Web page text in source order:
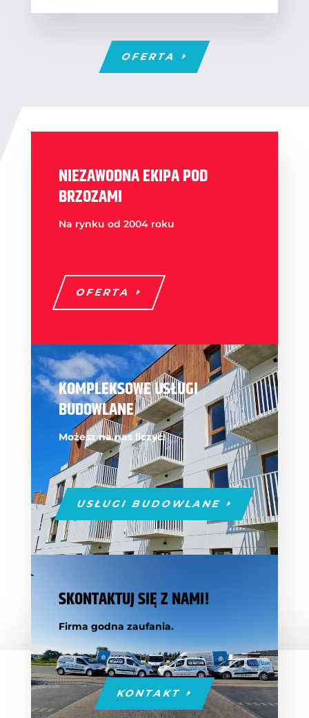
OFERTA
NIEZAWODNA EKIPA POD
BRZOZAMI
Na rynku od 2004 roku
OFERTA
KOMPLEKSOWE USŁUGI
BUDOWLANE
Możesz na nas liczyć!
USŁUGI BUDOWLANE
SKONTAKTUJ SIĘ Z NAMI!
Firma godna zaufania.
KONTAKT